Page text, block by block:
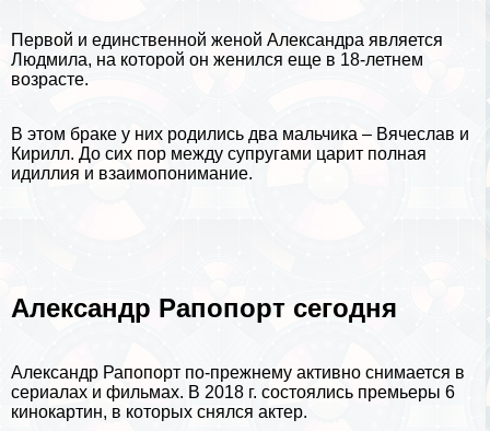
Первой и единственной женой Александра является
Людмила, на которой он женился еще в 18-летнем
возрасте.
В этом бpaке у них родились два мальчика – Вячеслав и
Кирилл. До сих пор между супругами царит полная
идиллия и взаимопонимание.
Александр Рапопорт сегодня
Александр Рапопорт по-прежнему активно снимается в
сериалах и фильмах. В 2018 г. состоялись премьеры 6
кинокартин, в которых снялся актер.